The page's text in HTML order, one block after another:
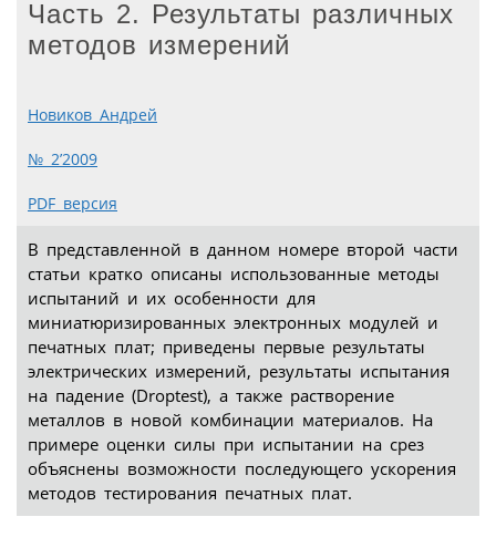
Часть 2. Результаты различных
методов измерений
Новиков Андрей
№ 2’2009
PDF версия
В представленной в данном номере второй части
статьи кратко описаны использованные методы
испытаний и их особенности для
миниатюризированных электронных модулей и
печатных плат; приведены первые результаты
электрических измерений, результаты испытания
на падение (Droptest), а также растворение
металлов в новой комбинации материалов. На
примере оценки силы при испытании на срез
объяснены возможности последующего ускорения
методов тестирования печатных плат.